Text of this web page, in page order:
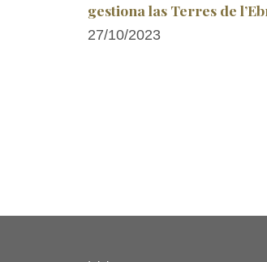
gestiona las Terres de
27/10/2023